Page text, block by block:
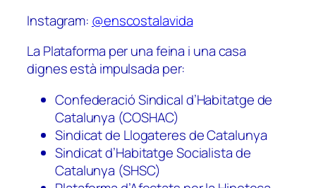
Instagram: @enscostalavida
La Plataforma per una feina i una casa
dignes està impulsada per:
Confederació Sindical d’Habitatge de
Catalunya (COSHAC)
Sindicat de Llogateres de Catalunya
Sindicat d’Habitatge Socialista de
Catalunya (SHSC)